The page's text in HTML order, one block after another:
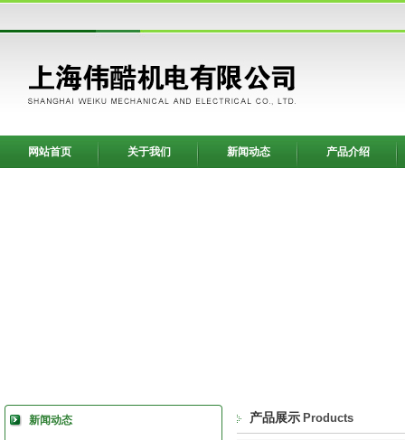
网站首页 关于我们 新闻动态 产品介绍
新闻动态 产品展示 Products